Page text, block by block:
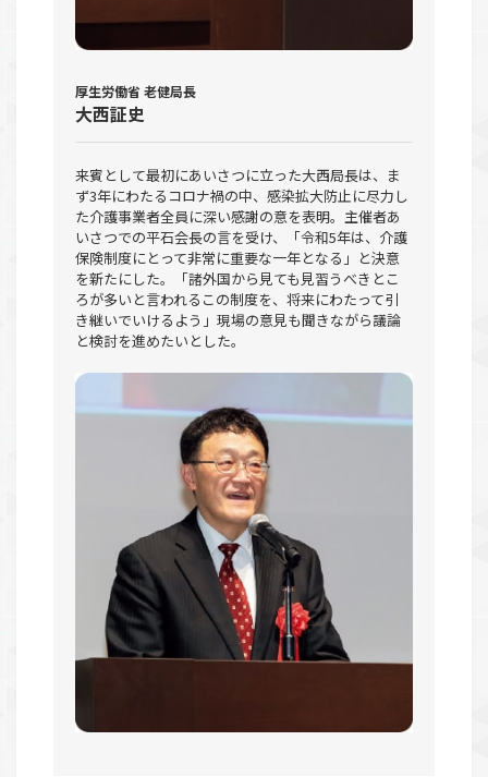
厚生労働省 老健局長
大西証史
来賓として最初にあいさつに立った大西局長は、ま
ず3年にわたるコロナ禍の中、感染拡大防止に尽力し
た介護事業者全員に深い感謝の意を表明。主催者あ
いさつでの平石会長の言を受け、「令和5年は、介護
保険制度にとって非常に重要な一年となる」と決意
を新たにした。「諸外国から見ても見習うべきとこ
ろが多いと言われるこの制度を、将来にわたって引
き継いでいけるよう」現場の意見も聞きながら議論
と検討を進めたいとした。